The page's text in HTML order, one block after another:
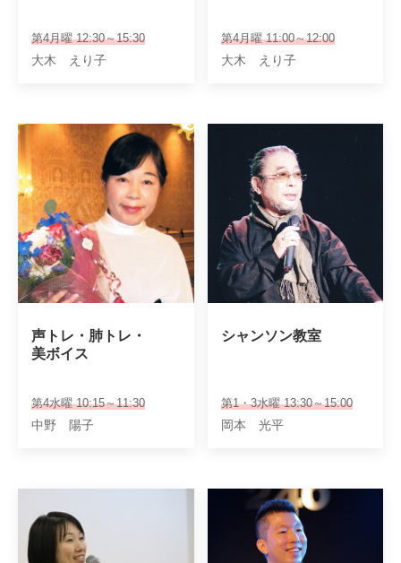
第4月曜 12:30～15:30
大木 えり子
第4月曜 11:00～12:00
大木 えり子
声トレ・肺トレ・
美ボイス
第4水曜 10:15～11:30
中野 陽子
シャンソン教室
第1・3水曜 13:30～15:00
岡本 光平